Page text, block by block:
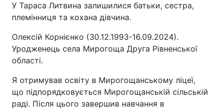
У Тараса Литвина залишилися батьки, сестра,
племінниця та кохана дівчина.
Олексій Корнієнко (30.12.1993-16.09.2024).
Уродженець села Мирогоща Друга Рівненської
області.
Я отримував освіту в Мирогощанському ліцеї,
що підпорядковується Мирогощанській сільській
раді. Після цього завершив навчання в